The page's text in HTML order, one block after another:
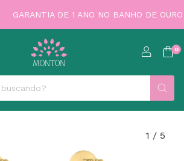
GARANTIA DE 1 ANO NO BANHO DE OURO
0
1 / 5